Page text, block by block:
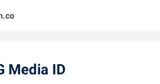
Media ID